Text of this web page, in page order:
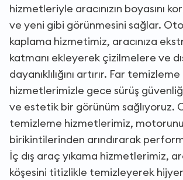
hizmetleriyle aracınızın boyasını
ve yeni gibi görünmesini sağlar.
kaplama hizmetimiz, aracınıza
katmanı ekleyerek çizilmelere ve
dayanıklılığını artırır. Far temizleme
hizmetlerimizle gece sürüş
ve estetik bir görünüm sağlıyoruz.
temizleme hizmetlerimiz,
birikintilerinden arındırarak
İç dış araç yıkama hizmetlerimiz,
köşesini titizlikle temizleyerek